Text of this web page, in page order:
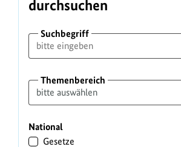
durchsuchen
Suchbegriff
Themenbereich
National
Gesetze